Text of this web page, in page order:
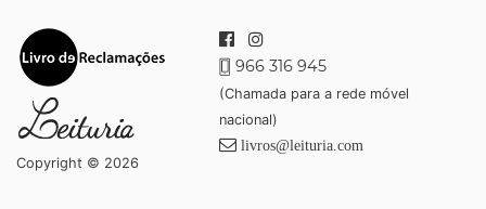
Copyright © 2026
966 316 945
(Chamada para a rede móvel
nacional)
livros@leituria.com